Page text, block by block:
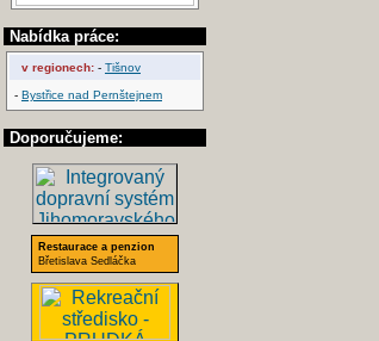
Nabídka práce:
v regionech: - Tišnov
- Bystřice nad Pernštejnem
Doporučujeme:
Restaurace a penzion
Břetislava Sedláčka